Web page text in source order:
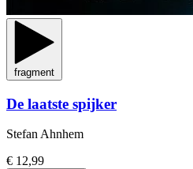
fragment
De laatste spijker
Stefan Ahnhem
€ 12,99